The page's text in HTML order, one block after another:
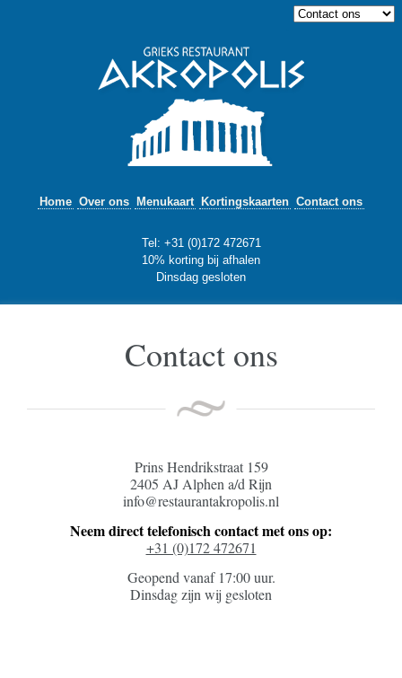
Home Over ons Menukaart Kortingskaarten Contact ons
Tel: +31 (0)172 472671
10% korting bij afhalen
Dinsdag gesloten
Contact ons
Prins Hendrikstraat 159
2405 AJ Alphen a/d Rijn
info@restaurantakropolis.nl
Neem direct telefonisch contact met ons op:
+31 (0)172 472671
Geopend vanaf 17:00 uur.
Dinsdag zijn wij gesloten